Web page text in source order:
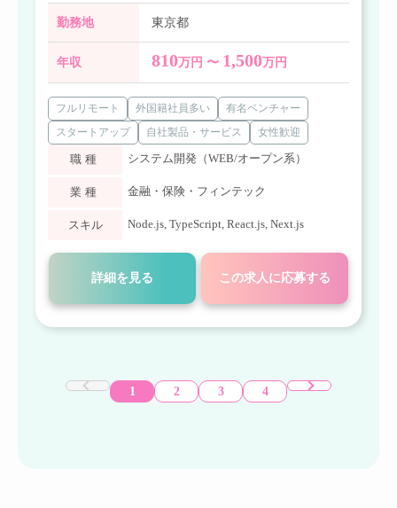
勤務地 東京都
年収 810万円 〜 1,500万円
フルリモート 外国籍社員多い
有名ベンチャー
スタートアップ
自社製品・サービス 女性歓迎
職種 システム開発（WEB/オープン系）
業種 金融・保険・フィンテック
スキル Node.js, TypeScript, React.js, Next.js
詳細を見る この求人に応募する
1 2 3 4